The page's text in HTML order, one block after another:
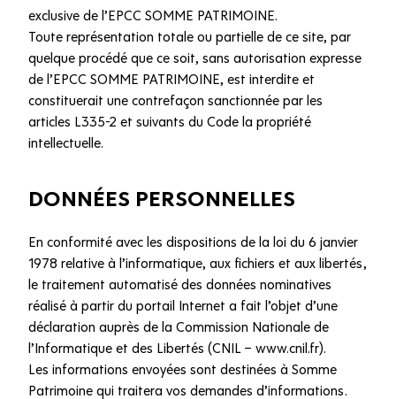
exclusive de l’EPCC SOMME PATRIMOINE.
Toute représentation totale ou partielle de ce site, par
quelque procédé que ce soit, sans autorisation expresse
de l’EPCC SOMME PATRIMOINE, est interdite et
constituerait une contrefaçon sanctionnée par les
articles L335-2 et suivants du Code la propriété
intellectuelle.
DONNÉES PERSONNELLES
En conformité avec les dispositions de la loi du 6 janvier
1978 relative à l’informatique, aux fichiers et aux libertés,
le traitement automatisé des données nominatives
réalisé à partir du portail Internet a fait l’objet d’une
déclaration auprès de la Commission Nationale de
l’Informatique et des Libertés (CNIL – www.cnil.fr).
Les informations envoyées sont destinées à Somme
Patrimoine qui traitera vos demandes d’informations.